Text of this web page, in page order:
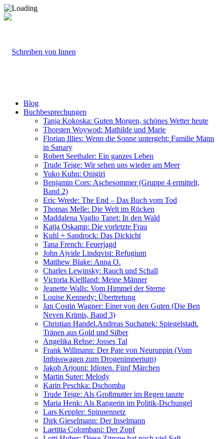
Blog
Buchbesprechungen
Tanja Kokoska: Guten Morgen, schönes Wetter heute
Thorsten Woywod: Mathilde und Marie
Florian Illies: Wenn die Sonne untergeht: Familie Mann
in Sanary
Robert Seethaler: Ein ganzes Leben
Trude Teige: Wir sehen uns wieder am Meer
Yuko Kuhn: Onigiri
Benjamin Cors: Aschesommer (Gruppe 4 ermittelt,
Band 2)
Eric Wrede: The End – Das Buch vom Tod
Thomas Melle: Die Welt im Rücken
Maddalena Vaglio Tanet: In den Wald
Katja Oskamp: Die vorletzte Frau
Kuhl + Sandrock: Das Dickicht
Tana French: Feuerjagd
John Ajvide Lindqvist: Refugium
Matthew Blake: Anna O.
Charles Lewinsky: Rauch und Schall
Victoria Kiellland: Meine Männer
Jeanette Walls: Vom Himmel der Sterne
Louise Kennedy: Übertretung
Jan Costin Wagner: Einer von den Guten (Die Ben
Neven Krimis, Band 3)
Christian Handel.Andreas Suchanek: Spiegelstadt.
Tränen aus Gold und Silber
Angelika Rehse: Josses Tal
Frank Willmann: Der Pate von Neuruppin (Vom
Imbisswagen zum Drogenimperium)
Jakob Arjouni: Idioten. Fünf Märchen
Martin Suter: Melody
Karin Peschka: Dschomba
Trude Teige: Als Großmutter im Regen tanzte
Maria Henk: Als Rangerin im Politik-Dschungel
Lars Keppler: Spinnennetz
Dirk Gieselmann: Der Inselmann
Laetitia Colombani: Der Zopf